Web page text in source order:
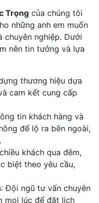
Trọng của chúng tôi
những anh em muốn
chuyên nghiệp. Dưới
nên tin tưởng và lựa
thương hiệu dựa
cam kết cung cấp
tin khách hàng và
để lộ ra bên ngoài,
khách qua đêm,
biệt theo yêu cầu,
: Đội ngũ tư vấn chuyên
mọi lúc để đặt lịch